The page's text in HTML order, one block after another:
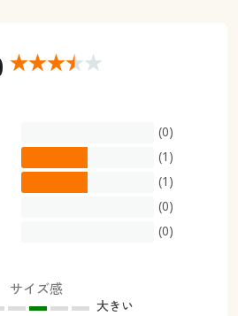
(0)
(1)
(1)
(0)
(0)
サイズ感
大きい